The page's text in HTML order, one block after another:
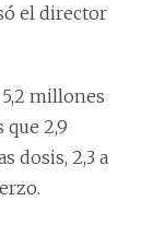
el director
millones
que 2,9
dosis, 2,3 a